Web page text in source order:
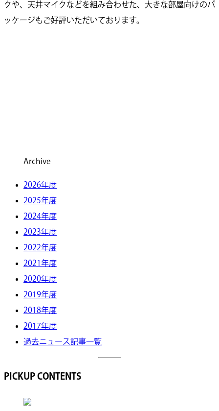
クや、天井マイクなどを組み合わせた、大きな部屋向けのパ
ッケージもご好評いただいております。
Archive
2026年度
2025年度
2024年度
2023年度
2022年度
2021年度
2020年度
2019年度
2018年度
2017年度
過去ニュース記事一覧
PICKUP CONTENTS